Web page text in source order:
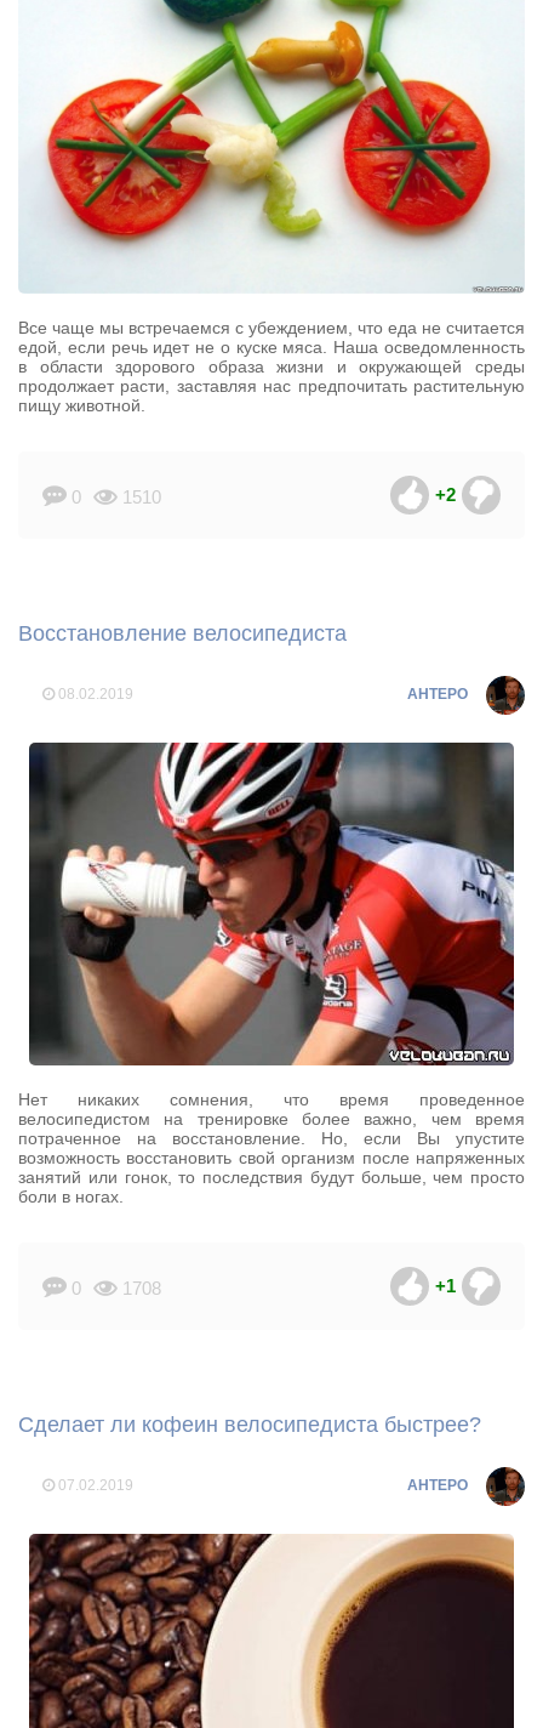
Все чаще мы встречаемся с убеждением, что еда не считается
едой, если речь идет не о куске мяса. Наша осведомленность
в области здорового образа жизни и окружающей среды
продолжает расти, заставляя нас предпочитать растительную
пищу животной.
0 1510 +2
Восстановление велосипедиста
08.02.2019 AHTEPO
Нет никаких сомнения, что время проведенное
велосипедистом на тренировке более важно, чем время
потраченное на восстановление. Но, если Вы упустите
возможность восстановить свой организм после напряженных
занятий или гонок, то последствия будут больше, чем просто
боли в ногах.
0 1708 +1
Сделает ли кофеин велосипедиста быстрее?
07.02.2019 AHTEPO